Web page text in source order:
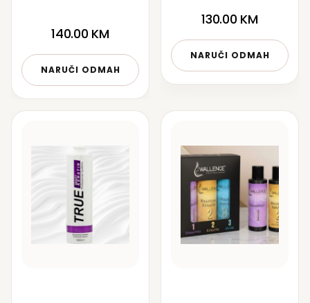
140.00 KM
NARUČI ODMAH
130.00 KM
NARUČI ODMAH